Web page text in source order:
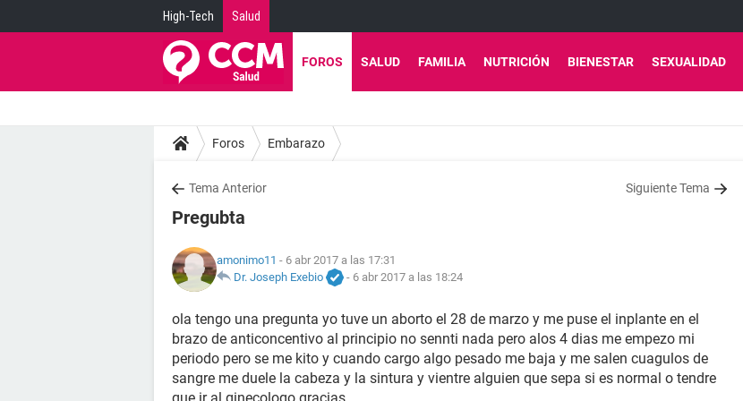
High-Tech Salud
FOROS SALUD FAMILIA NUTRICIÓN BIENESTAR SEXUALIDAD
Foros Embarazo
Tema Anterior Siguiente Tema
Pregubta
amonimo11 - 6 abr 2017 a las 17:31
Dr. Joseph Exebio
- 6 abr 2017 a las 18:24
ola tengo una pregunta yo tuve un aborto el 28 de marzo y me puse el inplante en el
brazo de anticoncentivo al principio no sennti nada pero alos 4 dias me empezo mi
periodo pero se me kito y cuando cargo algo pesado me baja y me salen cuagulos de
sangre me duele la cabeza y la sintura y vientre alguien que sepa si es normal o tendre